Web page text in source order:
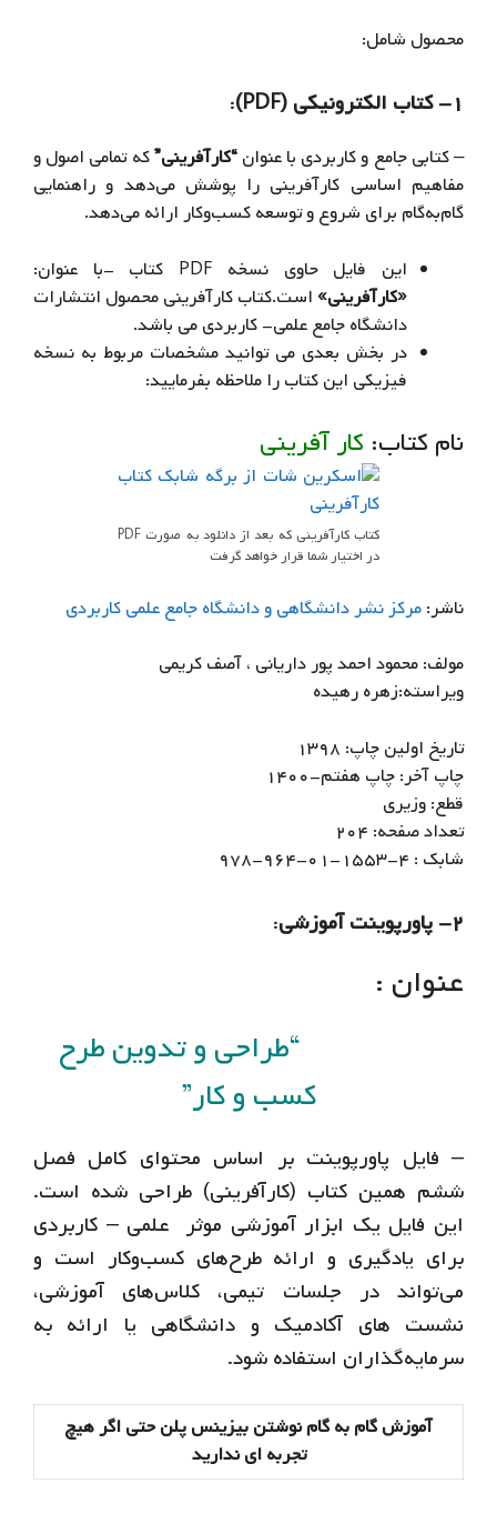
محصول شامل:
۱- کتاب الکترونیکی (PDF) :
– کتابی جامع و کاربردی با عنوان“کارآفرینی”که تمامی اصول و
مفاهیم اساسی کارآفرینی را پوشش می‌دهد و راهنمایی
گام‌به‌گام برای شروع و توسعه کسب‌وکار ارائه می‌دهد.
این فایل حاوی نسخه PDF کتاب -با عنوان:
«کارآفرینی»است.کتاب کارآفرینی محصول انتشارات
دانشگاه جامع علمی- کاربردی می باشد.
در بخش بعدی می توانید مشخصات مربوط به نسخه
فیزیکی این کتاب را ملاحظه بفرمایید:
نام کتاب: کار آفرینی
کتاب کارآفرینی که بعد از دانلود به صورت PDF
در اختیار شما قرار خواهد گرفت
ناشر:مرکز نشر دانشگاهی و دانشگاه جامع علمی کاربردی
مولف: محمود احمد پور داریانی ، آصف کریمی
ویراسته:زهره رهیده
تاریخ اولین چاپ: ۱۳۹۸
چاپ آخر: چاپ هفتم-۱۴۰۰
قطع: وزیری
تعداد صفحه: ۲۰۴
شابک : ۴-۱۵۵۳-۰۱-۹۶۴-۹۷۸
۲- پاورپوینت آموزشی :
عنوان :
“طراحی و تدوین طرح
کسب‌ و کار”
– فایل پاورپوینت بر اساس محتوای کامل فصل
ششم همین کتاب (کارآفرینی) طراحی شده است.
این فایل یک ابزار آموزشی موثر علمی – کاربردی
برای یادگیری و ارائه طرح‌های کسب‌وکار است و
می‌تواند در جلسات تیمی، کلاس‌های آموزشی،
نشست های آکادمیک و دانشگاهی یا ارائه به
سرمایه‌گذاران استفاده شود.
آموزش گام به گام نوشتن بیزینس پلن حتی اگر هیچ
تجربه ای ندارید